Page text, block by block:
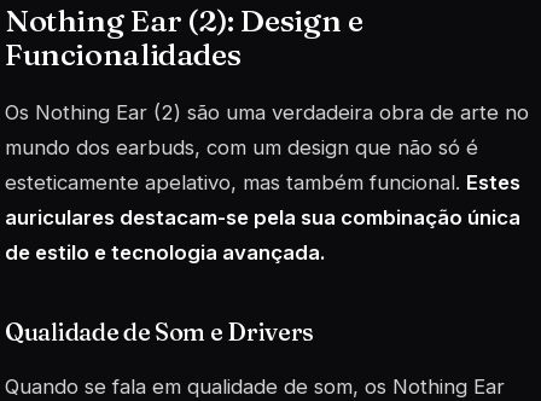
Nothing Ear (2): Design e
Funcionalidades
Os Nothing Ear (2) são uma verdadeira obra de arte no
mundo dos earbuds, com um design que não só é
esteticamente apelativo, mas também funcional. Estes
auriculares destacam-se pela sua combinação única
de estilo e tecnologia avançada.
Qualidade de Som e Drivers
Quando se fala em qualidade de som, os Nothing Ear